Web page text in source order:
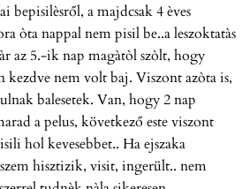
bepisilèsről, a majdcsak 4 èves
òta nappal nem pisil be..a leszoktatàs
az 5.-ik nap magàtòl szòlt, hogy
kezdve nem volt baj. Viszont azòta is,
balesetek. Van, hogy 2 nap
a pelus, következő este viszont
hol kevesebbet.. Ha ejszaka
hisztizik, visit, ingerült.. nem